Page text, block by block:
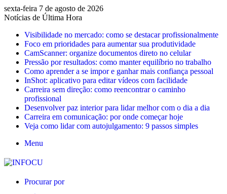
sexta-feira 7 de agosto de 2026
Notícias de Última Hora
Visibilidade no mercado: como se destacar profissionalmente
Foco em prioridades para aumentar sua produtividade
CamScanner: organize documentos direto no celular
Pressão por resultados: como manter equilíbrio no trabalho
Como aprender a se impor e ganhar mais confiança pessoal
InShot: aplicativo para editar vídeos com facilidade
Carreira sem direção: como reencontrar o caminho
profissional
Desenvolver paz interior para lidar melhor com o dia a dia
Carreira em comunicação: por onde começar hoje
Veja como lidar com autojulgamento: 9 passos simples
Menu
Procurar por